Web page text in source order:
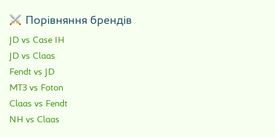
Порівняння брендів
JD vs Case IH
JD vs Claas
Fendt vs JD
МТЗ vs Foton
Claas vs Fendt
NH vs Claas